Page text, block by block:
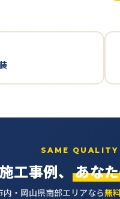
SAME QUALITY
工事例、あな
内・岡山県南部エリアなら無